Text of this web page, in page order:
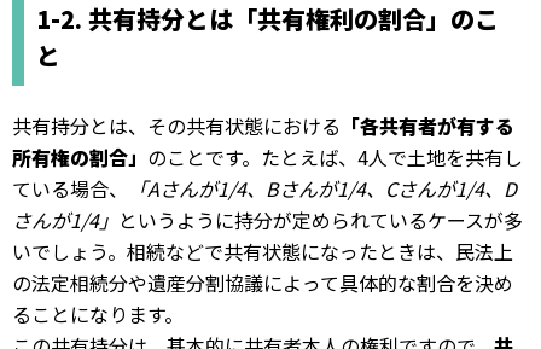
1-2. 共有持分とは「共有権利の割合」のこ
と
共有持分とは、その共有状態における 「各共有者が有する
所有権の割合」 のことです。たとえば、4人で土地を共有し
ている場合、
「Aさんが1/4、Bさんが1/4、Cさんが1/4、D
さんが1/4」 というように持分が定められているケースが多
いでしょう。相続などで共有状態になったときは、民法上
の法定相続分や遺産分割協議によって具体的な割合を決め
ることになります。